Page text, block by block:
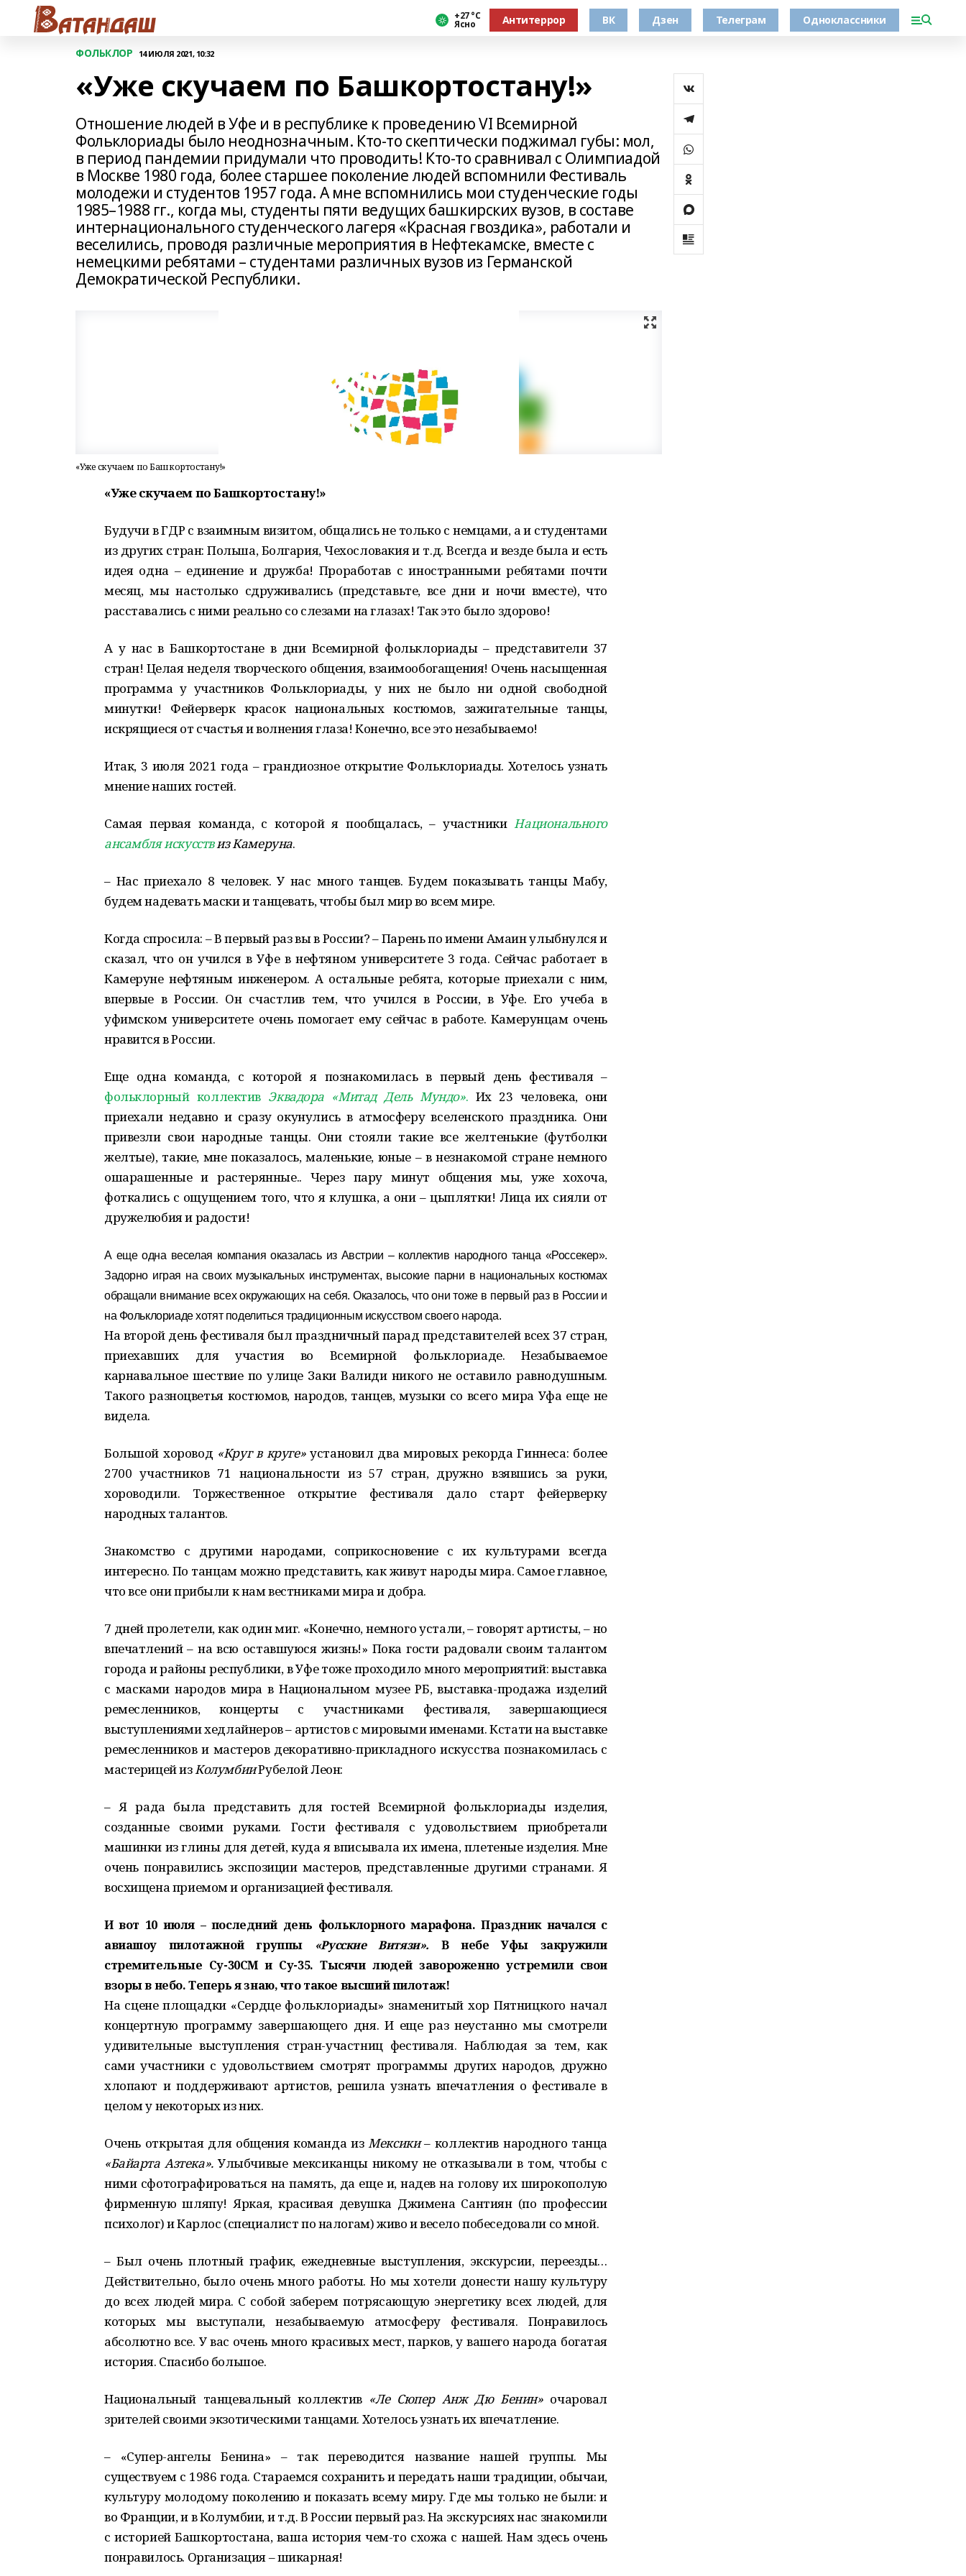
+27 °С
Ясно Антитеррор ВК Дзен Телеграм Одноклассники
ФОЛЬКЛОР 14 ИЮЛЯ 2021, 10:32
«Уже скучаем по Башкортостану!»
Отношение людей в Уфе и в республике к проведению VI Всемирной
Фольклориады было неоднозначным. Кто-то скептически поджимал губы: мол,
в период пандемии придумали что проводить! Кто-то сравнивал с Олимпиадой
в Москве 1980 года, более старшее поколение людей вспомнили Фестиваль
молодежи и студентов 1957 года. А мне вспомнились мои студенческие годы
1985–1988 гг., когда мы, студенты пяти ведущих башкирских вузов, в составе
интернационального студенческого лагеря «Красная гвоздика», работали и
веселились, проводя различные мероприятия в Нефтекамске, вместе с
немецкими ребятами – студентами различных вузов из Германской
Демократической Республики.
«Уже скучаем по Башкортостану!»
«Уже скучаем по Башкортостану!»
Будучи в ГДР с взаимным визитом, общались не только с немцами, а и студентами
из других стран: Польша, Болгария, Чехословакия и т.д. Всегда и везде была и есть
идея одна – единение и дружба! Проработав с иностранными ребятами почти
месяц, мы настолько сдруживались (представьте, все дни и ночи вместе), что
расставались с ними реально со слезами на глазах! Так это было здорово!
А у нас в Башкортостане в дни Всемирной фольклориады – представители 37
стран! Целая неделя творческого общения, взаимообогащения! Очень насыщенная
программа у участников Фольклориады, у них не было ни одной свободной
минутки! Фейерверк красок национальных костюмов, зажигательные танцы,
искрящиеся от счастья и волнения глаза! Конечно, все это незабываемо!
Итак, 3 июля 2021 года – грандиозное открытие Фольклориады. Хотелось узнать
мнение наших гостей.
Самая первая команда, с которой я пообщалась, – участникиНационального
ансамбля искусствизКамеруна.
– Нас приехало 8 человек. У нас много танцев. Будем показывать танцы Мабу,
будем надевать маски и танцевать, чтобы был мир во всем мире.
Когда спросила: – В первый раз вы в России? – Парень по имени Амаин улыбнулся и
сказал, что он учился в Уфе в нефтяном университете 3 года. Сейчас работает в
Камеруне нефтяным инженером. А остальные ребята, которые приехали с ним,
впервые в России. Он счастлив тем, что учился в России, в Уфе. Его учеба в
уфимском университете очень помогает ему сейчас в работе. Камерунцам очень
нравится в России.
Еще одна команда, с которой я познакомилась в первый день фестиваля –
фольклорный коллектив Эквадора «Митад Дель Мундо». Их 23 человека, они
приехали недавно и сразу окунулись в атмосферу вселенского праздника. Они
привезли свои народные танцы. Они стояли такие все желтенькие (футболки
желтые), такие, мне показалось, маленькие, юные – в незнакомой стране немного
ошарашенные и растерянные.. Через пару минут общения мы, уже хохоча,
фоткались с ощущением того, что я клушка, а они – цыплятки! Лица их сияли от
дружелюбия и радости!
А еще одна веселая компания оказалась из Австрии – коллектив народного танца «Россекер».
Задорно играя на своих музыкальных инструментах, высокие парни в национальных костюмах
обращали внимание всех окружающих на себя. Оказалось, что они тоже в первый раз в России и
на Фольклориаде хотят поделиться традиционным искусством своего народа.
На второй день фестиваля был праздничный парад представителей всех 37 стран,
приехавших для участия во Всемирной фольклориаде. Незабываемое
карнавальное шествие по улице Заки Валиди никого не оставило равнодушным.
Такого разноцветья костюмов, народов, танцев, музыки со всего мира Уфа еще не
видела.
Большой хоровод «Круг в круге»установил два мировых рекорда Гиннеса: более
2700 участников 71 национальности из 57 стран, дружно взявшись за руки,
хороводили. Торжественное открытие фестиваля дало старт фейерверку
народных талантов.
Знакомство с другими народами, соприкосновение с их культурами всегда
интересно. По танцам можно представить, как живут народы мира. Самое главное,
что все они прибыли к нам вестниками мира и добра.
7 дней пролетели, как один миг. «Конечно, немного устали, – говорят артисты, – но
впечатлений – на всю оставшуюся жизнь!» Пока гости радовали своим талантом
города и районы республики, в Уфе тоже проходило много мероприятий: выставка
с масками народов мира в Национальном музее РБ, выставка-продажа изделий
ремесленников, концерты с участниками фестиваля, завершающиеся
выступлениями хедлайнеров – артистов с мировыми именами. Кстати на выставке
ремесленников и мастеров декоративно-прикладного искусства познакомилась с
мастерицей изКолумбииРубелой Леон:
– Я рада была представить для гостей Всемирной фольклориады изделия,
созданные своими руками. Гости фестиваля с удовольствием приобретали
машинки из глины для детей, куда я вписывала их имена, плетеные изделия. Мне
очень понравились экспозиции мастеров, представленные другими странами. Я
восхищена приемом и организацией фестиваля.
И вот 10 июля – последний день фольклорного марафона. Праздник начался с
авиашоу пилотажной группы
«Русские Витязи». В небе Уфы закружили
стремительные Су-30СМ и Су-35. Тысячи людей завороженно устремили свои
взоры в небо. Теперь я знаю, что такое высший пилотаж!
На сцене площадки «Сердце фольклориады» знаменитый хор Пятницкого начал
концертную программу завершающего дня. И еще раз неустанно мы смотрели
удивительные выступления стран-участниц фестиваля. Наблюдая за тем, как
сами участники с удовольствием смотрят программы других народов, дружно
хлопают и поддерживают артистов, решила узнать впечатления о фестивале в
целом у некоторых из них.
Очень открытая для общения команда изМексики– коллектив народного танца
«Байарта Азтека».Улыбчивые мексиканцы никому не отказывали в том, чтобы с
ними сфотографироваться на память, да еще и, надев на голову их широкополую
фирменную шляпу! Яркая, красивая девушка Джимена Сантиян (по профессии
психолог) и Карлос (специалист по налогам) живо и весело побеседовали со мной.
– Был очень плотный график, ежедневные выступления, экскурсии, переезды…
Действительно, было очень много работы. Но мы хотели донести нашу культуру
до всех людей мира. С собой заберем потрясающую энергетику всех людей, для
которых мы выступали, незабываемую атмосферу фестиваля. Понравилось
абсолютно все. У вас очень много красивых мест, парков, у вашего народа богатая
история. Спасибо большое.
Национальный танцевальный коллектив «Ле Сюпер Анж Дю Бенин»очаровал
зрителей своими экзотическими танцами. Хотелось узнать их впечатление.
– «Супер-ангелы Бенина» – так переводится название нашей группы. Мы
существуем с 1986 года. Стараемся сохранить и передать наши традиции, обычаи,
культуру молодому поколению и показать всему миру. Где мы только не были: и
во Франции, и в Колумбии, и т.д. В России первый раз. На экскурсиях нас знакомили
с историей Башкортостана, ваша история чем-то схожа с нашей. Нам здесь очень
понравилось. Организация – шикарная!